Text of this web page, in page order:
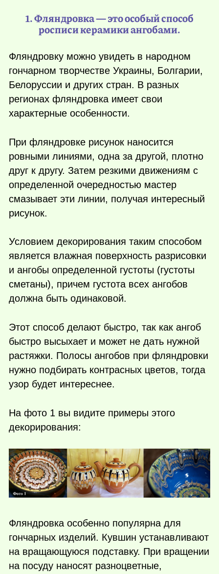
1. Фляндровка — это особый способ
росписи керамики ангобами.
Фляндровку можно увидеть в народном
гончарном творчестве Украины, Болгарии,
Белоруссии и других стран. В разных
регионах фляндровка имеет свои
характерные особенности.
При фляндровке рисунок наносится
ровными линиями, одна за другой, плотно
друг к другу. Затем резкими движениям с
определенной очередностью мастер
смазывает эти линии, получая интересный
рисунок.
Условием декорирования таким способом
является влажная поверхность разрисовки
и ангобы определенной густоты (густоты
сметаны), причем густота всех ангобов
должна быть одинаковой.
Этот способ делают быстро, так как ангоб
быстро высыхает и может не дать нужной
растяжки. Полосы ангобов при фляндровки
нужно подбирать контрасных цветов, тогда
узор будет интереснее.
На фото 1 вы видите примеры этого
декорирования:
Фляндровка особенно популярна для
гончарных изделий. Кувшин устанавливают
на вращающуюся подставку. При вращении
на посуду наносят разноцветные,